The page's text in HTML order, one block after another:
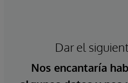
Dar el
Nos encantaría